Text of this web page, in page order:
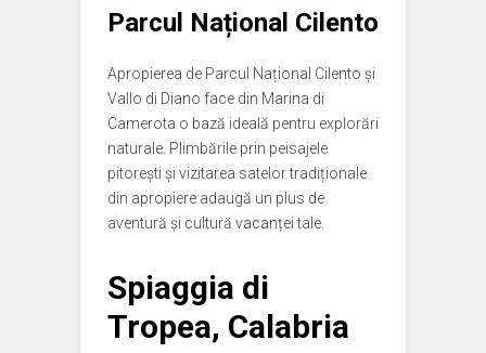
Parcul Național Cilento
Apropierea de Parcul Național Cilento și
Vallo di Diano face din Marina di
Camerota o bază ideală pentru explorări
naturale. Plimbările prin peisajele
pitorești și vizitarea satelor tradiționale
din apropiere adaugă un plus de
aventură și cultură vacanței tale.
Spiaggia di
Tropea, Calabria